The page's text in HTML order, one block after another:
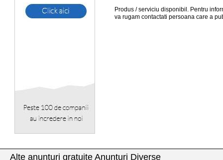
Produs / serviciu disponibil . Pentru
va rugam contactati persoana care a
Alte anunturi gratuite Anunturi Diverse